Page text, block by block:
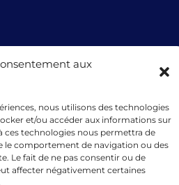
aux
nous utilisons des technologies
et/ou accéder aux informations sur
ces technologies nous permettra de
le comportement de navigation ou des
Le fait de ne pas consentir ou de
affecter négativement certaines
Gare, Luxembourg,